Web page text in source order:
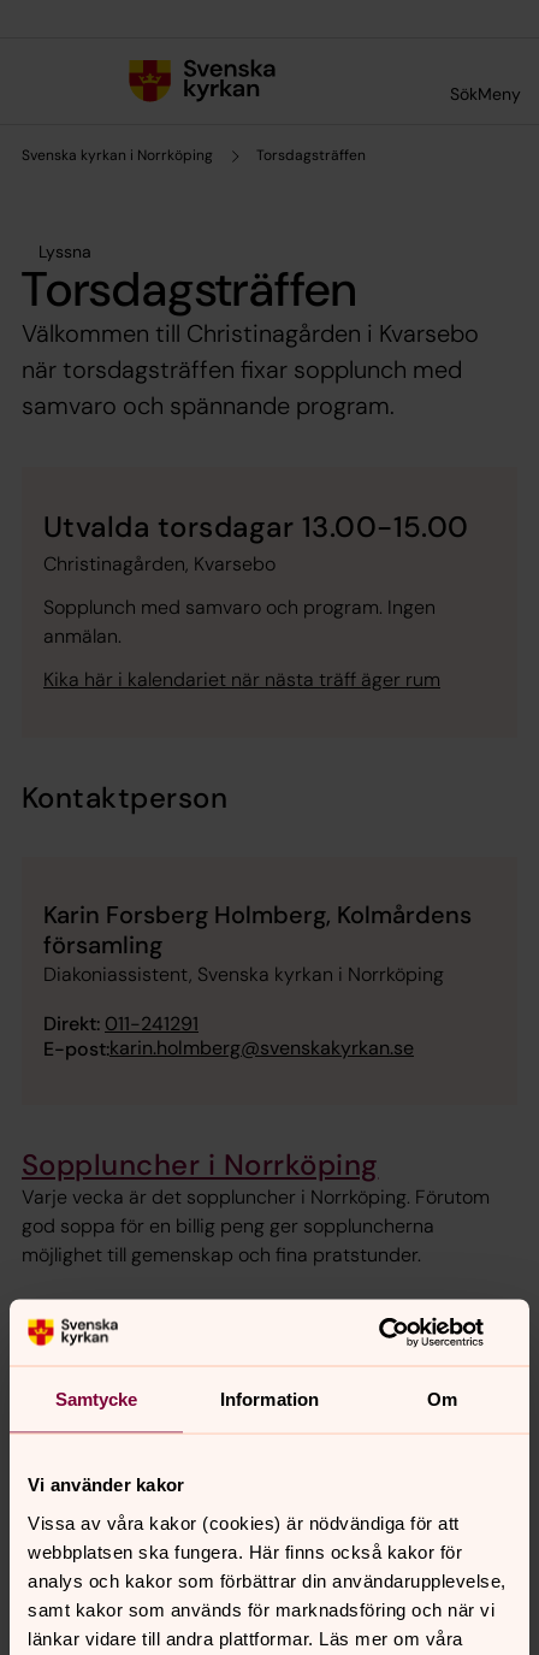
Samtycke Information Om
Vi använder kakor
Vissa av våra kakor (cookies) är nödvändiga för att
webbplatsen ska fungera. Här finns också kakor för
analys och kakor som förbättrar din användarupplevelse,
samt kakor som används för marknadsföring och när vi
länkar vidare till andra plattformar. Läs mer om våra
SökMeny
Svenska kyrkan i Norrköping Torsdagsträffen
Lyssna
Torsdagsträffen
Välkommen till Christinagården i Kvarsebo
när torsdagsträffen fixar sopplunch med
samvaro och spännande program.
Utvalda torsdagar 13.00-15.00
Christinagården, Kvarsebo
Sopplunch med samvaro och program. Ingen
anmälan.
Kika här i kalendariet när nästa träff äger rum
Kontaktperson
Karin Forsberg Holmberg, Kolmårdens
församling
Diakoniassistent, Svenska kyrkan i Norrköping
Direkt: 011-241291
E-post:karin.holmberg@svenskakyrkan.se
Soppluncher i Norrköping
Varje vecka är det soppluncher i Norrköping. Förutom
god soppa för en billig peng ger soppluncherna
möjlighet till gemenskap och fina pratstunder.
Om Svenska kyrkan i Norrköping
Ett gott liv för alla. Svenska kyrkan i Norrköping vill
medverka till att Norrköping blir en bra plats att leva på,
Senast ändrad 15 januari 2025
Synpunkter eller frågor på sidans
innehåll?
norrkoping@svenskakyrkan.se